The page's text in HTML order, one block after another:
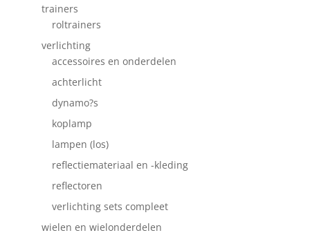
trainers
roltrainers
verlichting
accessoires en onderdelen
achterlicht
dynamo?s
koplamp
lampen (los)
reflectiemateriaal en -kleding
reflectoren
verlichting sets compleet
wielen en wielonderdelen